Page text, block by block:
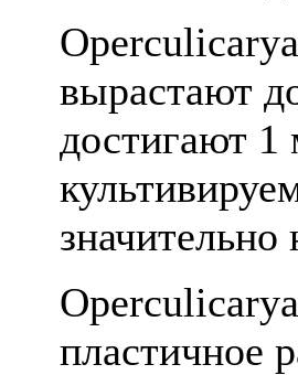
вырастают
достигают 1
пластичное